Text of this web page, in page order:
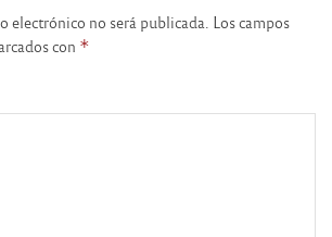
electrónico no será publicada. Los campos
con *